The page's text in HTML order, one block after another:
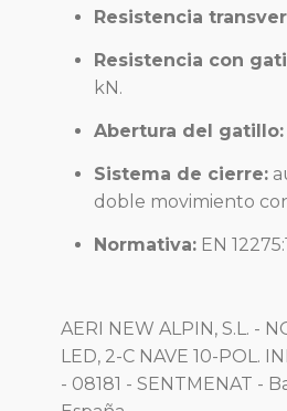
Resistencia
Resistencia con
kN.
Abertura del gatillo:
Sistema de cierre:
doble movimiento
Normativa: EN
AERI NEW ALPIN, S.L. -
LED, 2-C NAVE 10-POL.
- 08181 - SENTMENAT -